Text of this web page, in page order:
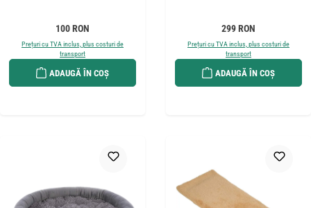
Preț obișnuit:
100 RON
Prețuri cu TVA inclus, plus costuri de
transport
ADAUGĂ ÎN COȘ
Preț obișnuit:
299 RON
Prețuri cu TVA inclus, plus costuri de
transport
ADAUGĂ ÎN COȘ